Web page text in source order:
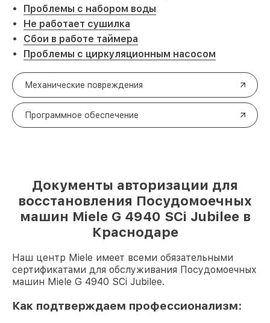
Проблемы с набором воды
Не работает сушилка
Сбои в работе таймера
Проблемы с циркуляционным насосом
Механические повреждения
Программное обеспечение
Документы авторизации для
восстановления Посудомоечных
машин Miele G 4940 SCi Jubilee в
Краснодаре
Наш центр Miele имеет всеми обязательными
сертификатами для обслуживания Посудомоечных
машин Miele G 4940 SCi Jubilee.
Как подтверждаем профессионализм: